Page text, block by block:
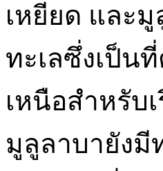
เหยียด และ
ทะเลซึ่งเป็น
เหนือสำหรับ
มูลูลาบายังมี